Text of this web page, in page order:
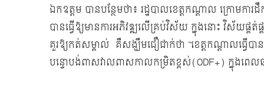
ឯកឧត្ដម បានបន្ថែមថា៖ រដ្ឋបាលខេត្តកណ្តាល ក្រោ
បានធ្វើឱ្យមានការអភិវឌ្ឍលើគ្រប់វិស័យ ក្នុងនោះ វិស័យផ្
គួរឱ្យកត់សម្គាល់ គឺសង្ឃឹមជឿជាក់ថា “ខេត្តកណ្តាលធ្វើបា
បន្ទោបង់ពាសវាលពាសកាលកម្រិតខ្ពស់(ODF+) ក្នុងពេល